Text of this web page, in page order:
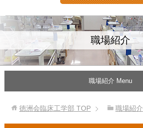
職場紹介
徳洲会臨床工学部 TOP 職場紹介
職場紹介 Menu